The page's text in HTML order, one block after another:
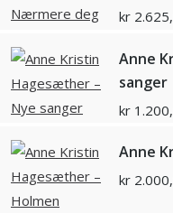
kr
Anne
sanger
kr
Anne
kr